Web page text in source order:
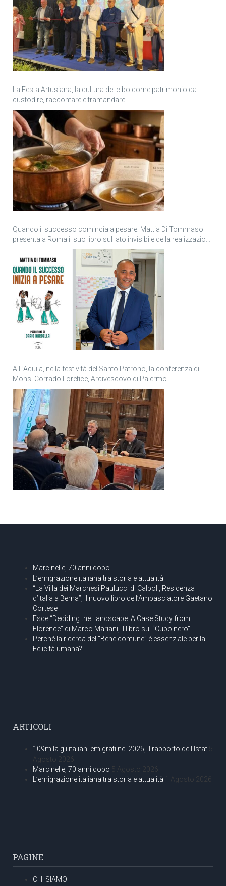
La Festa Artusiana, la cultura del cibo come patrimonio da
custodire, raccontare e tramandare
Quando il successo comincia a pesare: Mattia Di Tommaso
presenta a Roma il suo libro sul lato invisibile della realizzazione
A L’Aquila, nella festività del Santo Patrono, la conferenza di
Mons. Corrado Lorefice, Arcivescovo di Palermo
Marcinelle, 70 anni dopo
L’emigrazione italiana tra storia e attualità
“La Villa dei Marchesi Paulucci di Calboli, Residenza
d’Italia a Berna”, il nuovo libro dell’Ambasciatore Gaetano
Cortese
Esce “Deciding the Landscape. A Case Study from
Florence” di Marco Mariani, il libro sul “Cubo nero”
Perché la ricerca del “Bene comune” è essenziale per la
Felicità umana?
ARTICOLI
109mila gli italiani emigrati nel 2025, il rapporto dell’Istat 5
Agosto 2026
Marcinelle, 70 anni dopo 5 Agosto 2026
L’emigrazione italiana tra storia e attualità 1 Agosto 2026
PAGINE
CHI SIAMO